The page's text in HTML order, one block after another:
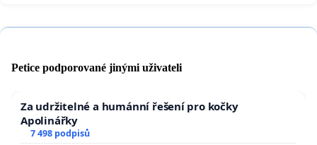
Petice podporované jinými uživateli
Za udržitelné a humánní řešení pro kočky
Apolinářky
7 498 podpisů